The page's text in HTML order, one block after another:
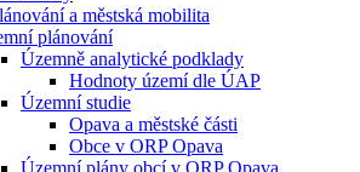
a městská mobilita
plánování
Územně analytické podklady
Hodnoty území dle ÚAP
Územní studie
Opava a městské části
Obce v ORP Opava